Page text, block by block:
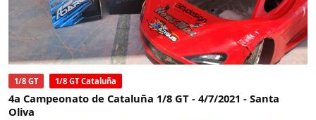
1/8 GT 1/8 GT Cataluña
4a Campeonato de Cataluña 1/8 GT - 4/7/2021 - Santa
Oliva